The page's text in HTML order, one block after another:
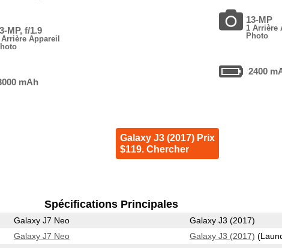
MP, f/1.9
Arrière Appareil
mAh
13-MP
1 Arrière
Photo
2400
Galaxy J3 (2017) Prix
$119. Chercher
Spécifications Principales
Galaxy J7 Neo Galaxy J3 (2017)
Galaxy J7 Neo Galaxy J3 (2017)